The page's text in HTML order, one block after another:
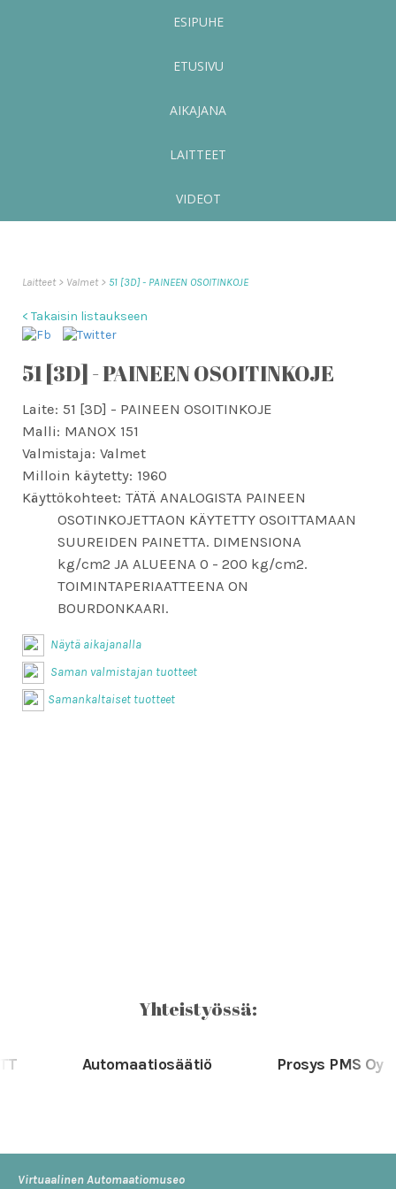
ESIPUHE
ETUSIVU
AIKAJANA
LAITTEET
VIDEOT
Laitteet Valmet 51 [3D] - PAINEEN OSOITINKOJE
< Takaisin listaukseen
51 [3D] - PAINEEN OSOITINKOJE
Laite: 51 [3D] - PAINEEN OSOITINKOJE
Malli: MANOX 151
Valmistaja: Valmet
Milloin käytetty: 1960
Käyttökohteet: TÄTÄ ANALOGISTA PAINEEN
OSOTINKOJETTAON KÄYTETTY OSOITTAMAAN
SUUREIDEN PAINETTA. DIMENSIONA
kg/cm2 JA ALUEENA 0 - 200 kg/cm2.
TOIMINTAPERIAATTEENA ON
BOURDONKAARI.
Näytä aikajanalla
Saman valmistajan tuotteet
Samankaltaiset tuotteet
Yhteistyössä:
Automaatiosäätiö Prosys PMS Oy
Virtuaalinen Automaatiomuseo